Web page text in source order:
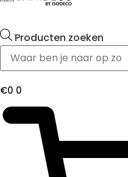
Producten zoeken
€0 0